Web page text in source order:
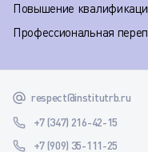
Повышение
Профессиональная
respect@institutrb.ru
+7 (347) 216-42-15
+7 (909) 35-111-25